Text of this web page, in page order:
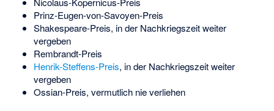
Prinz-Eugen-von-Savoyen-Preis
Shakespeare-Preis, in der Nachkriegszeit weiter
vergeben
Rembrandt-Preis
Henrik-Steffens-Preis, in der Nachkriegszeit weiter
vergeben
Ossian-Preis, vermutlich nie verliehen